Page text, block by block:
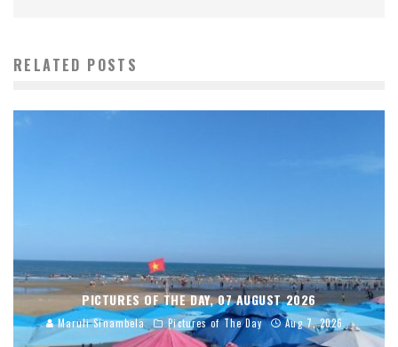
RELATED POSTS
PICTURES OF THE DAY, 07 AUGUST 2026
Maruli Sinambela Pictures of The Day Aug 7, 2026